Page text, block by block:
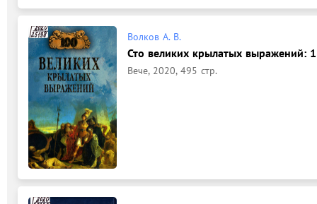
Волков А. В.
Сто великих крылатых выражений:
Вече, 2020, 495 стр.